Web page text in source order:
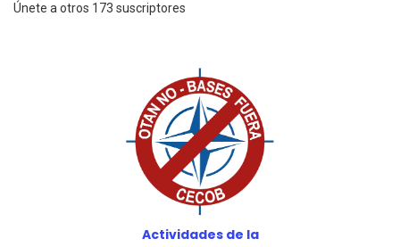
Únete a otros 173 suscriptores
Actividades de la